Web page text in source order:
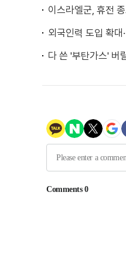
이스라엘군, 휴전
외국인력 도입 확대
다 쓴 '부탄가스' 버